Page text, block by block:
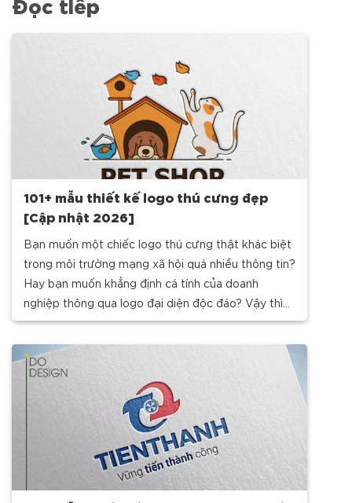
101+ mẫu thiết kế logo thú cưng đẹp
[Cập nhật 2026]
Bạn muốn một chiếc logo thú cưng thật khác biệt
trong môi trường mạng xã hội quá nhiều thông tin?
Hay bạn muốn khẳng định cá tính của doanh
nghiệp thông qua logo đại diện độc đáo? Vậy thì
ngay bây giờ, nhanh tay cùng